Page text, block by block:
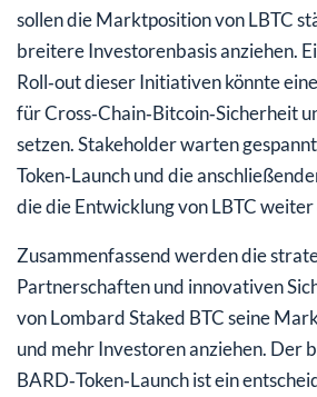
sollen die Marktposition von LBTC
breitere Investorenbasis anziehen.
Roll‑out dieser Initiativen könnte
für Cross‑Chain‑Bitcoin‑Sicherheit
setzen. Stakeholder warten
Token‑Launch und die
die die Entwicklung von LBTC
Zusammenfassend werden die
Partnerschaften und innovativen
von Lombard Staked BTC seine
und mehr Investoren anziehen. Der
BARD‑Token‑Launch ist ein